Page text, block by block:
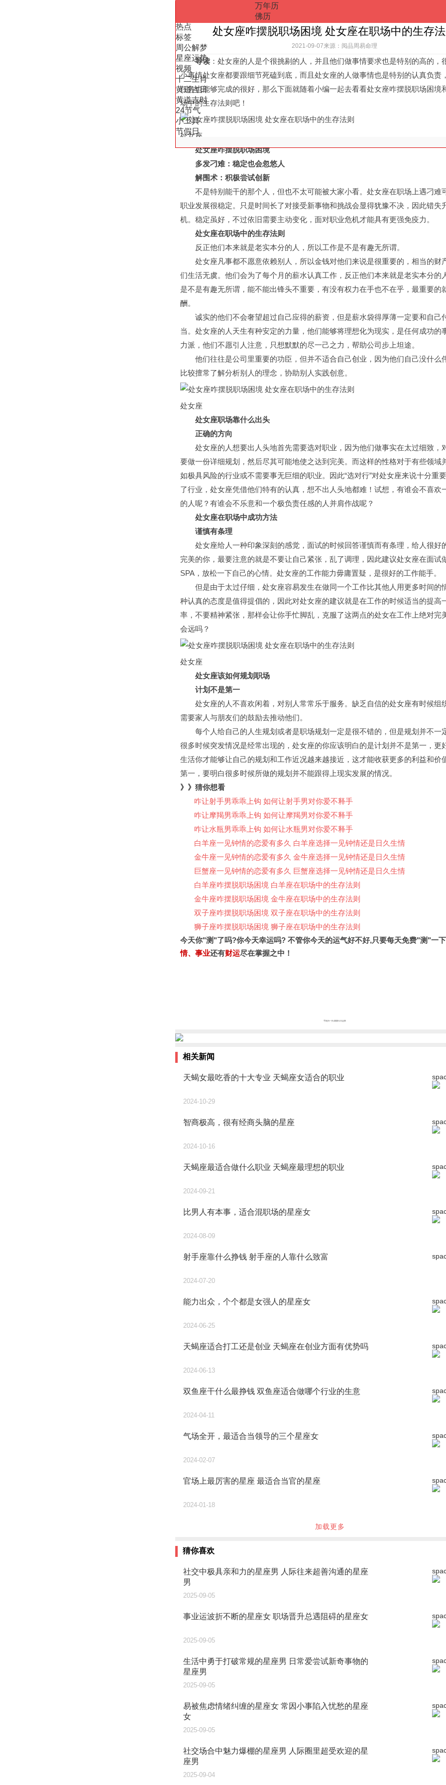
万年历
佛历
热点
标签
周公解梦
星座运势
视频
十二生肖
黄道吉日
黄道吉时
24节气
小工具
节假日
处女座咋摆脱职场困境 处女座在职场中的生存法
2021-09-07来源：阅品周易命理
导读 ：处女座的人是个很挑剔的人，并且他们做事情要求也是特别的高的，
小事情处女座都要跟细节死磕到底，而且处女座的人做事情也是特别的认真负责
任务也能够完成的很好，那么下面就随着小编一起去看看处女座咋摆脱职场困境
场中的生存法则吧！
处女座
处女座咋摆脱职场困境
多发刁难：稳定也会忽悠人
解围术：积极尝试创新
不是特别能干的那个人，但也不太可能被大家小看。处女座在职场上遇刁难
职业发展很稳定。只是时间长了对接受新事物和挑战会显得犹豫不决，因此错失
机。稳定虽好，不过依旧需要主动变化，面对职业危机才能具有更强免疫力。
处女座在职场中的生存法则
反正他们本来就是老实本分的人，所以工作是不是有趣无所谓。
处女座凡事都不愿意依赖别人，所以金钱对他们来说是很重要的，相当的财
们生活无虞。他们会为了每个月的薪水认真工作，反正他们本来就是老实本分的
是不是有趣无所谓，能不能出锋头不重要，有没有权力在手也不在乎，最重要的
酬。
诚实的他们不会奢望超过自己应得的薪资，但是薪水袋得厚薄一定要和自己
当。处女座的人天生有种安定的力量，他们能够将理想化为现实，是任何成功的
力派，他们不愿引人注意，只想默默的尽一己之力，帮助公司步上坦途。
他们往往是公司里重要的功臣，但并不适合自己创业，因为他们自己没什么
比较擅常了解分析别人的理念，协助别人实践创意。
处女座
处女座职场靠什么出头
正确的方向
处女座的人想要出人头地首先需要选对职业，因为他们做事实在太过细致，
要做一份详细规划，然后尽其可能地使之达到完美。而这样的性格对于有些领域
如极具风险的行业或不需要事无巨细的职业。因此“选对行”对处女座来说十分重
了行业，处女座凭借他们特有的认真，想不出人头地都难！试想，有谁会不喜欢
的人呢？有谁会不乐意和一个极负责任感的人并肩作战呢？
处女座在职场中成功方法
谨慎有条理
处女座给人一种印象深刻的感觉，面试的时候回答谨慎而有条理，给人很好
完美的你，最要注意的就是不要让自己紧张，乱了调理，因此建议处女座在面试
SPA，放松一下自己的心情。处女座的工作能力毋庸置疑，是很好的工作能手。
但是由于太过仔细，处女座容易发生在做同一个工作比其他人用更多时间的
种认真的态度是值得提倡的，因此对处女座的建议就是在工作的时候适当的提高
率，不要精神紧张，那样会让你手忙脚乱，克服了这两点的处女在工作上绝对完
会远吗？
处女座
处女座该如何规划职场
计划不是第一
处女座的人不喜欢闲着，对别人常常乐于服务。缺乏自信的处女座有时候组
需要家人与朋友们的鼓励去推动他们。
每个人给自己的人生规划或者是职场规划一定是很不错的，但是规划并不一
很多时候突发情况是经常出现的，处女座的你应该明白的是计划并不是第一，更
生活你才能够让自己的规划和工作近况越来越接近，这才能收获更多的利益和价
第一，要明白很多时候所做的规划并不能跟得上现实发展的情况。
》》 猜你想看
咋让射手男乖乖上钩 如何让射手男对你爱不释手
咋让摩羯男乖乖上钩 如何让摩羯男对你爱不释手
咋让水瓶男乖乖上钩 如何让水瓶男对你爱不释手
白羊座一见钟情的恋爱有多久 白羊座选择一见钟情还是日久生情
金牛座一见钟情的恋爱有多久 金牛座选择一见钟情还是日久生情
巨蟹座一见钟情的恋爱有多久 巨蟹座选择一见钟情还是日久生情
白羊座咋摆脱职场困境 白羊座在职场中的生存法则
金牛座咋摆脱职场困境 金牛座在职场中的生存法则
双子座咋摆脱职场困境 双子座在职场中的生存法则
狮子座咋摆脱职场困境 狮子座在职场中的生存法则
今天你"测"了吗?你今天幸运吗? 不管你今天的运气好不好,只要每天免费"测"一
情、事业还有财运尽在掌握之中！
手机扫一扫,测测今日运势
相关新闻
天蝎女最吃香的十大专业 天蝎座女适合的职业
2024-10-29
智商极高，很有经商头脑的星座
2024-10-16
天蝎座最适合做什么职业 天蝎座最理想的职业
2024-09-21
比男人有本事，适合混职场的星座女
2024-08-09
射手座靠什么挣钱 射手座的人靠什么致富
2024-07-20
能力出众，个个都是女强人的星座女
2024-06-25
天蝎座适合打工还是创业 天蝎座在创业方面有优势吗
2024-06-13
双鱼座干什么最挣钱 双鱼座适合做哪个行业的生意
2024-04-11
气场全开，最适合当领导的三个星座女
2024-02-07
官场上最厉害的星座 最适合当官的星座
2024-01-18
加载更多
猜你喜欢
社交中极具亲和力的星座男 人际往来超善沟通的星座
男
2025-09-05
事业运波折不断的星座女 职场晋升总遇阻碍的星座女
2025-09-05
生活中勇于打破常规的星座男 日常爱尝试新奇事物的
星座男
2025-09-05
易被焦虑情绪纠缠的星座女 常因小事陷入忧愁的星座
女
2025-09-05
社交场合中魅力爆棚的星座男 人际圈里超受欢迎的星
座男
2025-09-04